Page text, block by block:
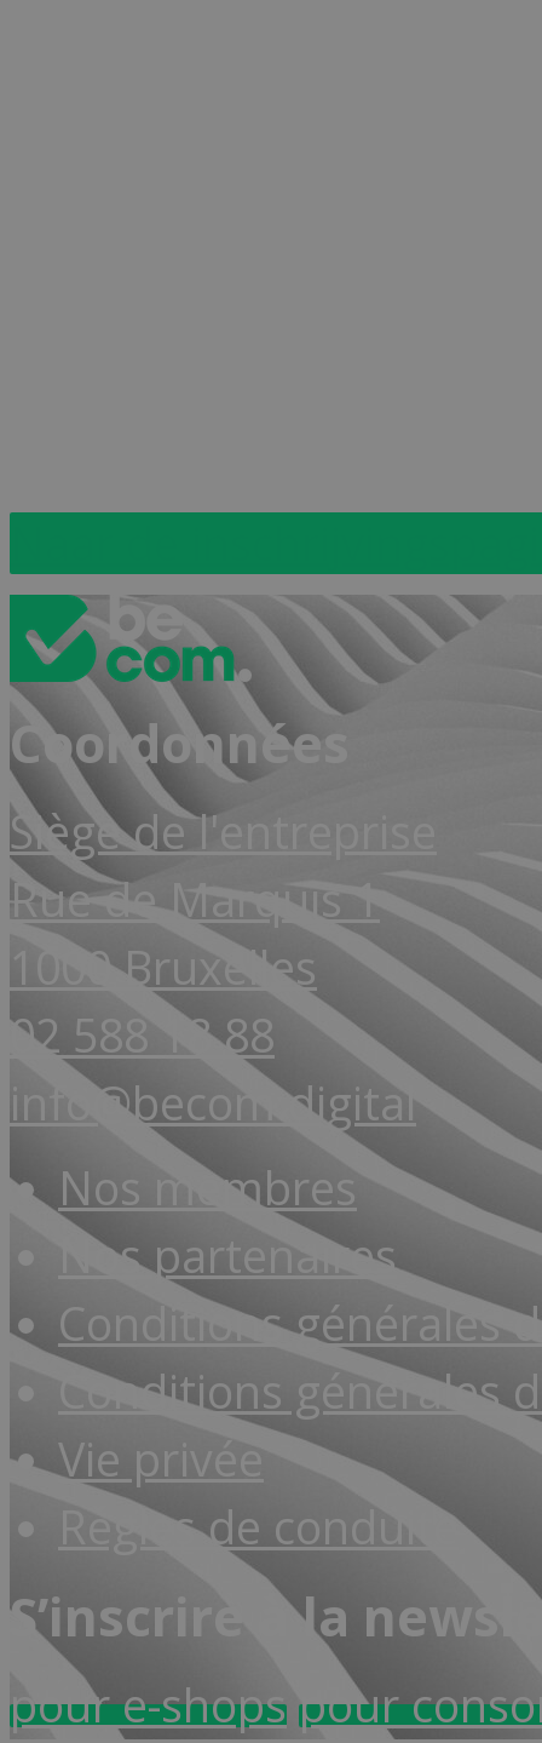
Coordonnées
Siège de l'entreprise
Rue de Marquis 1
1000 Bruxelles
02 588 18 88
info@becom.digital
Nos membres
Nos partenaires
Conditions générales
Conditions générales
Vie privée
Règles de conduite
S’inscrire à la
pour e-shopspour